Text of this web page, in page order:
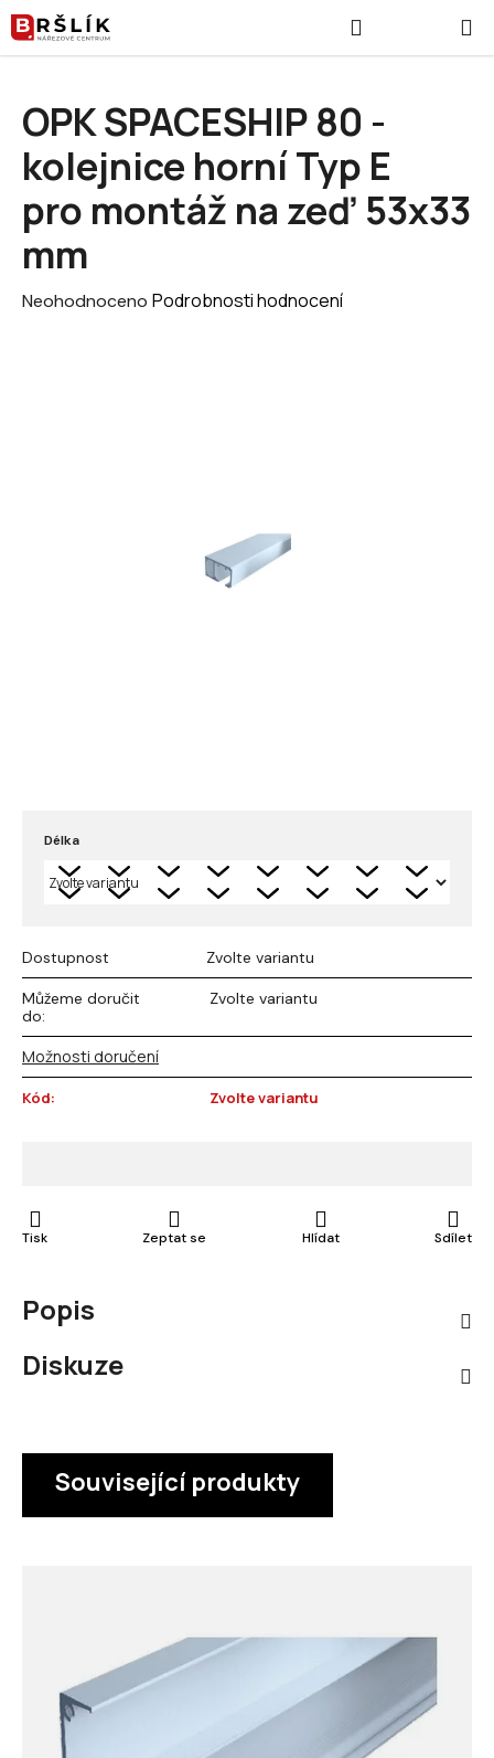
Přejít na obsah
Délka
Dostupnost Zvolte variantu
Můžeme doručit
do:
Zvolte variantu
Možnosti doručení
Kód: Zvolte variantu
Tisk Zeptat se Hlídat Sdílet
OPK SPACESHIP 80 -
kolejnice horní Typ E
pro montáž na zeď 53x33
mm
Průměrné hodnocení produktu je 0,0 z 5 hvězdiček.
Neohodnoceno Podrobnosti hodnocení
Popis
Diskuze
Související produkty